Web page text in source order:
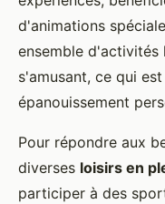
d'animations
ensemble
s'amusant, ce qui
épanouissement
Pour répondre aux
diverses loisirs en
participer à des